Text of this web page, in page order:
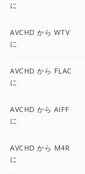
に
AVCHD から WTV
に
AVCHD から FLAC
に
AVCHD から AIFF
に
AVCHD から M4R
に